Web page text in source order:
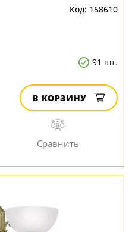
158610
91 шт.
В КОРЗИНУ